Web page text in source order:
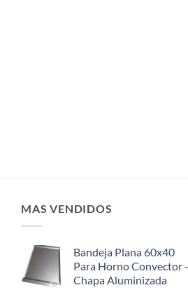
MAS VENDIDOS
Bandeja Plana 60x40
Para Horno Convector -
Chapa Aluminizada